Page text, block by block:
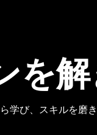
解
学び、スキルを磨